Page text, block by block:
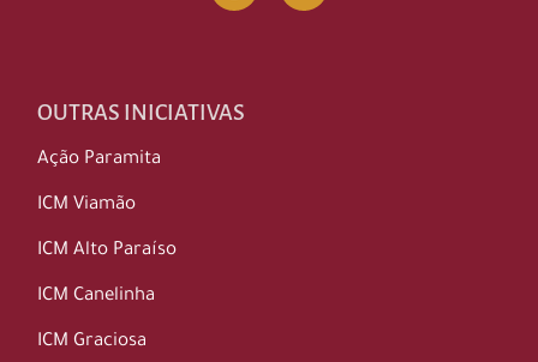
OUTRAS INICIATIVAS
Ação Paramita
ICM Viamão
ICM Alto Paraíso
ICM Canelinha
ICM Graciosa